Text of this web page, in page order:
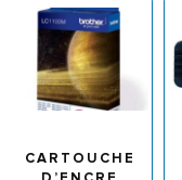
CARTOUCHE